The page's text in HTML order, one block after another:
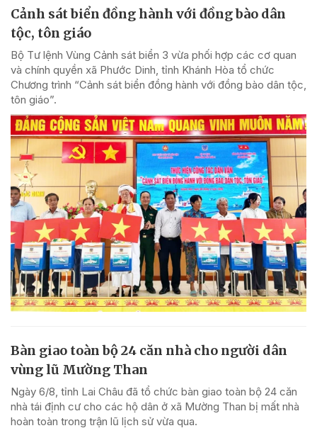
Cảnh sát biển đồng hành với đồng bào dân
tộc, tôn giáo
Bộ Tư lệnh Vùng Cảnh sát biển 3 vừa phối hợp các cơ quan
và chính quyền xã Phước Dinh, tỉnh Khánh Hòa tổ chức
Chương trình “Cảnh sát biển đồng hành với đồng bào dân tộc,
tôn giáo”.
Bàn giao toàn bộ 24 căn nhà cho người dân
vùng lũ Mường Than
Ngày 6/8, tỉnh Lai Châu đã tổ chức bàn giao toàn bộ 24 căn
nhà tái định cư cho các hộ dân ở xã Mường Than bị mất nhà
hoàn toàn trong trận lũ lịch sử vừa qua.